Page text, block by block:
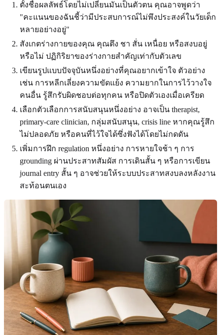
ตั้งชื่อผลลัพธ์โดยไม่เปลี่ยนมันเป็นตัวตน คุณอาจพูดว่า
"คะแนนของฉันชี้ว่ามีประสบการณ์ไม่พึงประสงค์ในวัยเด็ก
หลายอย่างอยู่"
สังเกตร่างกายของคุณ คุณตึง ชา สั่น เหนื่อย หรือสงบอยู่
หรือไม่ ปฏิกิริยาของร่างกายสำคัญเท่ากับตัวเลข
เขียนรูปแบบปัจจุบันหนึ่งอย่างที่คุณอยากเข้าใจ ตัวอย่าง
เช่น การหลีกเลี่ยงความขัดแย้ง ความยากในการไว้วางใจ
คนอื่น รู้สึกรับผิดชอบต่อทุกคน หรือปิดตัวเองเมื่อเครียด
เลือกตัวเลือกการสนับสนุนหนึ่งอย่าง อาจเป็น therapist,
primary-care clinician, กลุ่มสนับสนุน, crisis line หากคุณรู้สึก
ไม่ปลอดภัย หรือคนที่ไว้ใจได้ซึ่งฟังได้โดยไม่กดดัน
เพิ่มการฝึก regulation หนึ่งอย่าง การหายใจช้า ๆ การ
grounding ผ่านประสาทสัมผัส การเดินสั้น ๆ หรือการเขียน
journal entry สั้น ๆ อาจช่วยให้ระบบประสาทสงบลงหลังงาน
สะท้อนตนเอง